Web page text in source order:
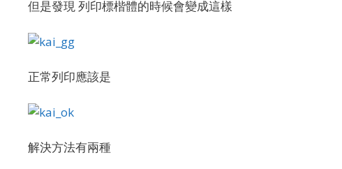
但是發現 列印標楷體的時候會變成這樣
正常列印應該是
解決方法有兩種